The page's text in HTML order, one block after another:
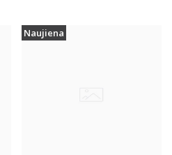
Naujiena